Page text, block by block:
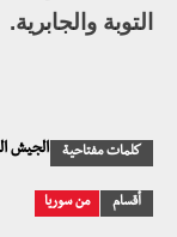
التوبة والجابرية.
كلمات مفتاحية الجيش
أقسام من سوريا